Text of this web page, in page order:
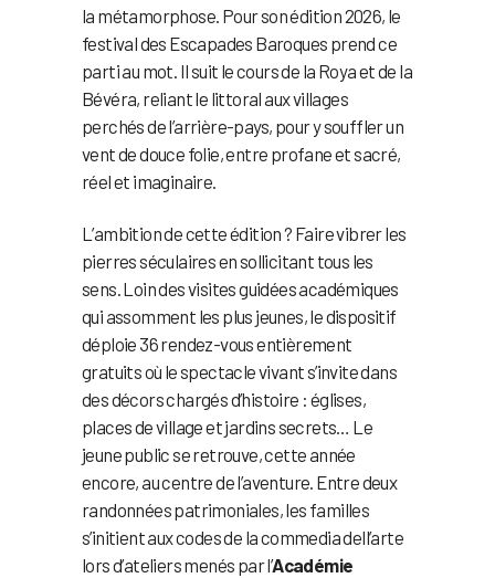
la métamorphose. Pour son édition 2026, le
festival des Escapades Baroques prend ce
parti au mot. Il suit le cours de la Roya et de la
Bévéra, reliant le littoral aux villages
perchés de l’arrière-pays, pour y souffler un
vent de douce folie, entre profane et sacré,
réel et imaginaire.
L’ambition de cette édition ? Faire vibrer les
pierres séculaires en sollicitant tous les
sens. Loin des visites guidées académiques
qui assomment les plus jeunes, le dispositif
déploie 36 rendez-vous entièrement
gratuits où le spectacle vivant s’invite dans
des décors chargés d’histoire : églises,
places de village et jardins secrets… Le
jeune public se retrouve, cette année
encore, au centre de l’aventure. Entre deux
randonnées patrimoniales, les familles
s’initient aux codes de la commedia dell’arte
lors d’ateliers menés par l’Académie